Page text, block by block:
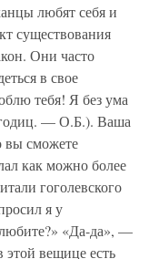
любят себя и
существования
Они часто
в свое
тебя! Я без ума
— О.Б.). Ваша
вы сможете
как можно более
гоголевского
я у
«Да-да», —
этой вещице есть